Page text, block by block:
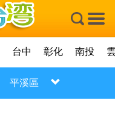
×
台中 彰化 南投
平溪區